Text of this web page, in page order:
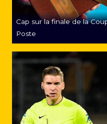
Cap sur la finale de la
Poste